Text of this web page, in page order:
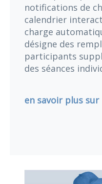
notifications de
calendrier
charge
désigne des
participants
des séances
en savoir plus